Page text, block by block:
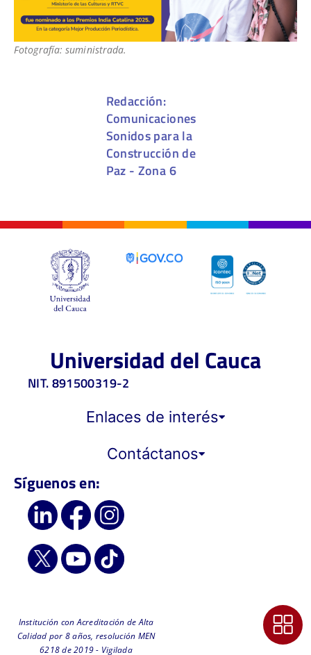
Fotografía: suministrada.
Redacción:
Comunicaciones
Sonidos para la
Construcción de
Paz - Zona 6
Universidad del Cauca
NIT. 891500319-2
Enlaces de interés
Contáctanos
Síguenos en:
Institución con Acreditación de Alta
Calidad por 8 años, resolución MEN
6218 de 2019 - Vigilada